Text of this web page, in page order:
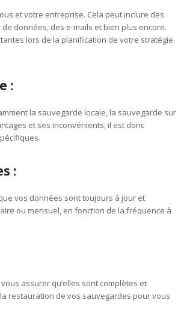
et votre entreprise. Cela peut inclure des
données, des e-mails et bien plus encore.
lors de la planification de votre stratégie
:
la sauvegarde locale, la sauvegarde sur
et ses inconvénients, il est donc
:
vos données sont toujours à jour et
ou mensuel, en fonction de la fréquence à
assurer qu’elles sont complètes et
restauration de vos sauvegardes pour vous